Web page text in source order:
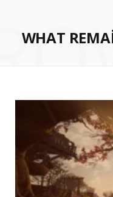
WHAT